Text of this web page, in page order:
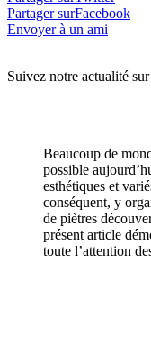
Partager surFacebook
Envoyer à un ami
Suivez notre actualité
Beaucoup de
possible
esthétiques et
conséquent, y
de piètres
présent article
toute l’attention